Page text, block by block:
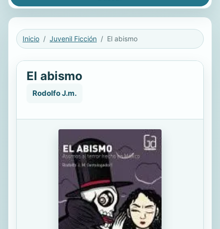
Inicio Juvenil Ficción El abismo
El abismo
Rodolfo J.m.